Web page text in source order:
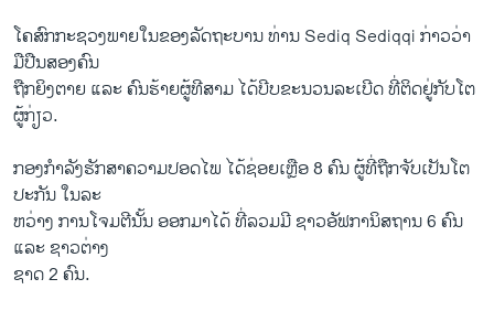
​ໂຄສົກກະຊວງ​ພາຍ​ໃນ​ຂອງ​ລັດຖະບານ ທ່ານ Sediq Sediqqi ກ່າວ​ວ່າ
ມື​ປືນ​ສອງ​ຄົນ
ຖືກ​ຍິງ​ຕາຍ ​ແລະ ຄົນ​ຮ້າຍຜູ້​ທີ​ສາມ ​ໄດ້​ບີບ​ຂະ​ນວນ​ລະ​ເບີດ ທີ່​ຕິດ​ຢູ່​ກັບໂຕ​
ຜູ້ກ່ຽວ.
ກອງ​ກຳລັງຮັກສາ​ຄວາມ​ປອດ​ໄພ ​ໄດ້​ຊ່ອ​ຍ​ເຫຼືອ 8 ຄົນ ຜູ້​ທີ່​ຖືກ​ຈັບ​ເປັນ​ໂຕ​
ປະກັນ​ ​ໃນລະ
ຫວ່າງ​ ການ​ໂຈມ​ຕີນັ້ນ ອອກມາ​ໄດ້ ທີ່ລວມມີ ຊາວ​ອັຟກາ​ນິສຖານ 6 ຄົນ ​
ແລະ ຊາວ​ຕ່າງ
​ຊາດ 2 ຄົນ.